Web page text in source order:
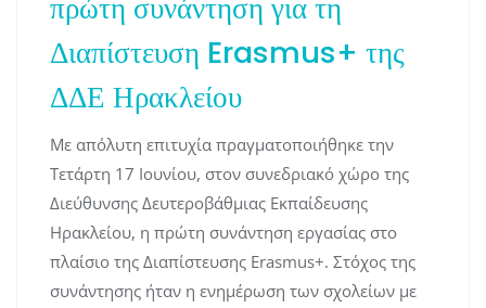
Διαπίστευση Erasmus+ της
ΔΔΕ Ηρακλείου
Με απόλυτη επιτυχία πραγματοποιήθηκε την
Τετάρτη 17 Ιουνίου, στον συνεδριακό χώρο της
Διεύθυνσης Δευτεροβάθμιας Εκπαίδευσης
Ηρακλείου, η πρώτη συνάντηση εργασίας στο
πλαίσιο της Διαπίστευσης Erasmus+. Στόχος της
συνάντησης ήταν η ενημέρωση των σχολείων με